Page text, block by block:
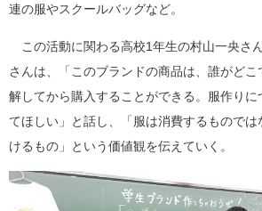
連の服やスクールバッグなど。
この活動に関わる高校1年生の村山一央さ
さんは、「このブランドの商品は、誰がど
解してから購入することができる。服作りに
てほしい」と話し、「服は消費するもので
けるもの」という価値観を伝えていく。